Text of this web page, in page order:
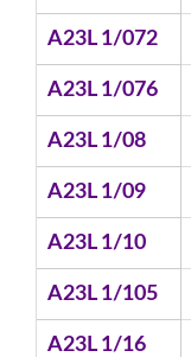
A23L 1/072
A23L 1/076
A23L 1/08
A23L 1/09
A23L 1/10
A23L 1/105
A23L 1/16